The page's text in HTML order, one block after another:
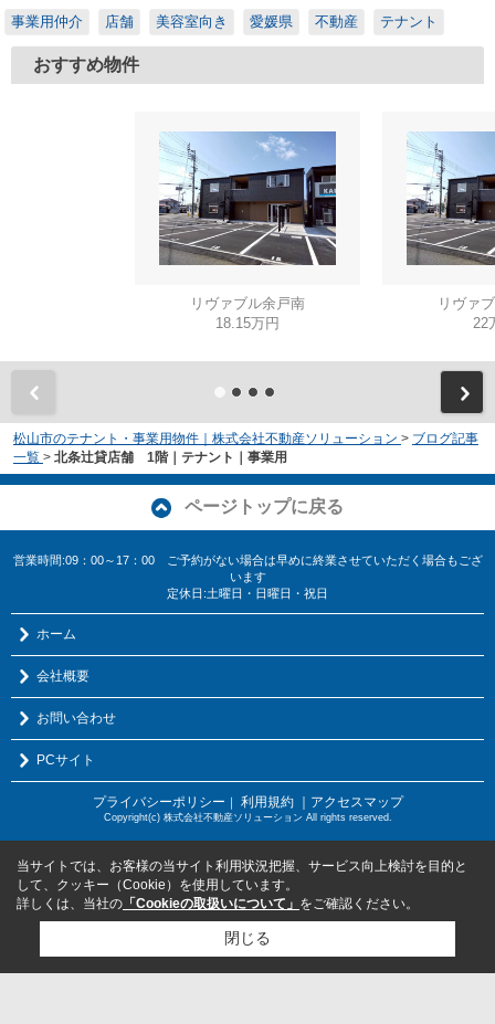
事業用仲介
店舗 美容室向き 愛媛県 不動産 テナント
おすすめ物件
リヴァブル余戸南
18.15万円
リヴァ
22
松山市のテナント・事業用物件｜株式会社不動産ソリューション > ブログ記事
一覧 > 北条辻貸店舗 1階｜テナント｜事業用
ページトップに戻る
営業時間:09：00～17：00 ご予約がない場合は早めに終業させていただく場合もござ
います
定休日:土曜日・日曜日・祝日
ホーム
会社概要
お問い合わせ
PCサイト
プライバシーポリシー 利用規約 ｜アクセスマップ
Copyright(c) 株式会社不動産ソリューション All rights reserved.
当サイトでは、お客様の当サイト利用状況把握、サービス向上検討を目的と
して、クッキー（Cookie）を使用しています。
詳しくは、当社の 「Cookieの取扱いについて」 をご確認ください。
閉じる